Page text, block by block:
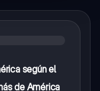
según el
de América